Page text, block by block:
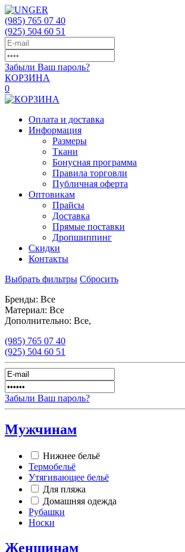
(985) 765 07 40
(925) 504 60 51
Забыли Ваш пароль?
КОРЗИНА
0
Оплата и доставка
Информация
Размеры
Ткани
Бонусная программа
Правила торговли
Публичная оферта
Оптовикам
Прайсы
Доставка
Прямые поставки
Дропшиппинг
Скидки
Контакты
Выбрать фильтры Сбросить
Бренды: Все
Материал: Все
Дополнительно: Все,
(985) 765 07 40
(925) 504 60 51
Забыли Ваш пароль?
Мужчинам
Нижнее бельё
Термобельё
Утягивающее бельё
Для пляжа
Домашняя одежда
Рубашки
Носки
Женщинам